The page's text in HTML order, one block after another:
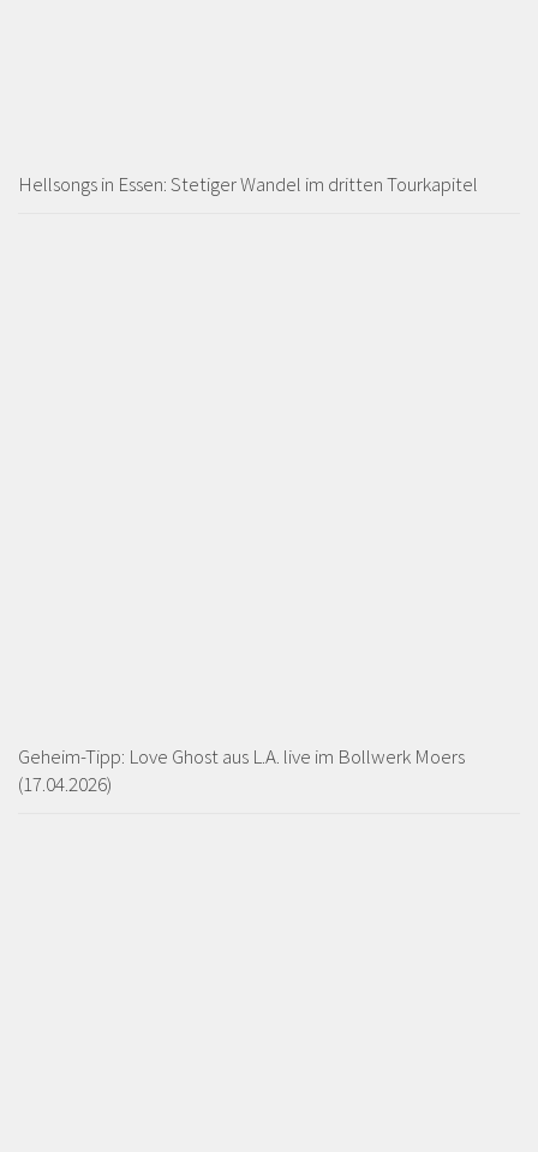
Hellsongs in Essen: Stetiger Wandel im dritten Tourkapitel
Geheim-Tipp: Love Ghost aus L.A. live im Bollwerk Moers
(17.04.2026)